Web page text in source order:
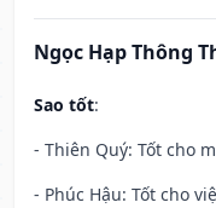
Ngọc Hạp Thông
Sao tốt:
- Thiên Quý: Tốt cho
- Phúc Hậu: Tốt cho